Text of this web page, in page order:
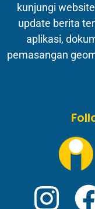
kunjungi
update berita
aplikasi,
pemasangan